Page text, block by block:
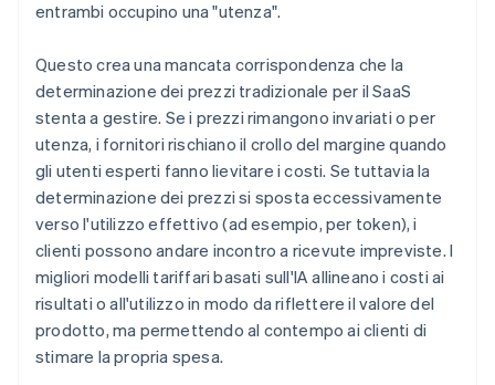
entrambi occupino una "utenza".
Questo crea una mancata corrispondenza che la
determinazione dei prezzi tradizionale per il SaaS
stenta a gestire. Se i prezzi rimangono invariati o per
utenza, i fornitori rischiano il crollo del margine quando
gli utenti esperti fanno lievitare i costi. Se tuttavia la
determinazione dei prezzi si sposta eccessivamente
verso l'utilizzo effettivo (ad esempio, per token), i
clienti possono andare incontro a ricevute impreviste. I
migliori modelli tariffari basati sull'IA allineano i costi ai
risultati o all'utilizzo in modo da riflettere il valore del
prodotto, ma permettendo al contempo ai clienti di
stimare la propria spesa.